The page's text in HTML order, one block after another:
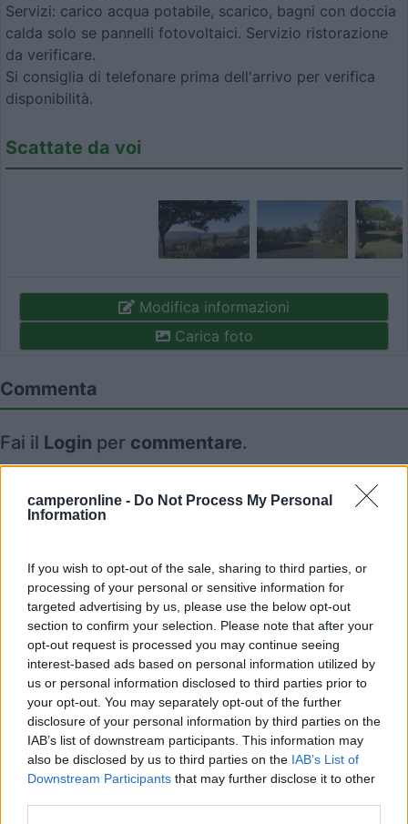
camperonline - Do Not Process My Personal
Information
If you wish to opt-out of the sale, sharing to third parties, or
processing of your personal or sensitive information for
targeted advertising by us, please use the below opt-out
section to confirm your selection. Please note that after your
opt-out request is processed you may continue seeing
interest-based ads based on personal information utilized by
us or personal information disclosed to third parties prior to
your opt-out. You may separately opt-out of the further
disclosure of your personal information by third parties on the
IAB’s list of downstream participants. This information may
also be disclosed by us to third parties on the IAB’s List of
Downstream Participants that may further disclose it to other
Servizi: carico acqua potabile, scarico, bagni con doccia
calda solo se pannelli fotovoltaici. Servizio ristorazione
da verificare.
Si consiglia di telefonare prima dell'arrivo per verifica
disponibilità.
Scattate da voi
Modifica informazioni
Carica foto
Commenta
Fai il Login per commentare.
Recensioni degli Utenti
cascina dei ... 22/04/2026 16:10
Sono Giovanna e mi troverete al vostro arrivo e
posso parlare al telefono in inglese e francese.
L'area di sosta è piccola per cui è meglio
telefonare prima di arrivare per verificare
disponibilità e concordare orario di arrivo. Il
servizio di ristorazione è momentaneamente
sospeso, ma è possibile acquistare il vino di
produzione e alcuni cibi da asporto. Abbiamo un